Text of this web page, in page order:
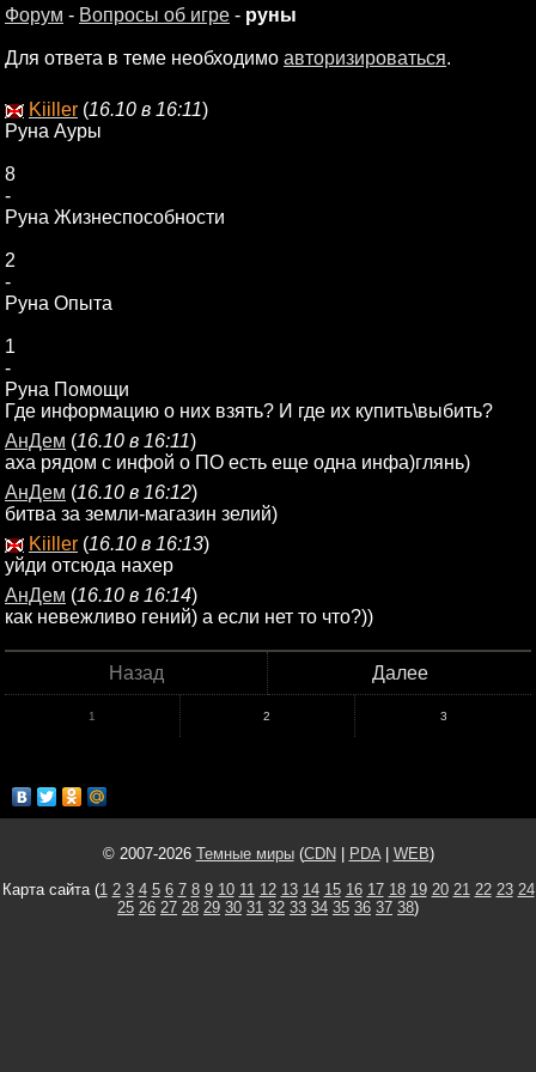
Форум - Вопросы об игре - руны
Для ответа в теме необходимо авторизироваться.
Kiiller (16.10 в 16:11)
Руна Ауры
8
-
Руна Жизнеспособности
2
-
Руна Опыта
1
-
Руна Помощи
Где информацию о них взять? И где их купить\выбить?
АнДем (16.10 в 16:11)
аха рядом с инфой о ПО есть еще одна инфа)глянь)
АнДем (16.10 в 16:12)
битва за земли-магазин зелий)
Kiiller (16.10 в 16:13)
уйди отсюда нахер
АнДем (16.10 в 16:14)
как невежливо гений) а если нет то что?))
Назад Далее
1 2 3
© 2007-2026 Темные миры(CDN PDA| WEB)
Карта сайта (1 2 3 4 5 6 7 8 9 10 11 12 13 14 15 16 17 18 19 20 21 22 23 24
25 26 27 28 29 30 31 32 33 34 35 36 37 38)